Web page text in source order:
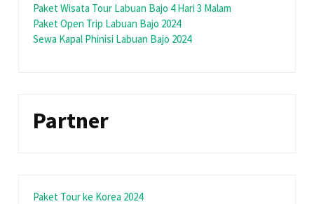
Paket Wisata Tour Labuan Bajo 4 Hari 3 Malam
Paket Open Trip Labuan Bajo 2024
Sewa Kapal Phinisi Labuan Bajo 2024
Partner
Paket Tour ke Korea 2024